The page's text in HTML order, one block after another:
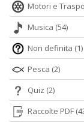
Motori e
Musica (54)
Non definita (1)
Pesca (2)
Quiz (2)
Raccolte PDF